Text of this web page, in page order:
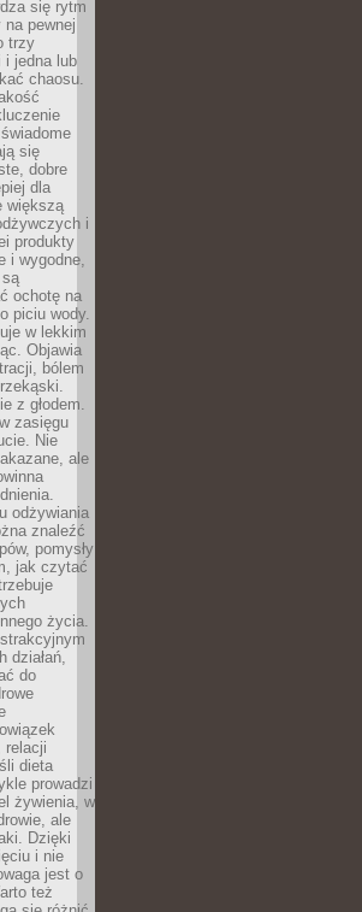
się rytm
pewnej
trzy
i jedna lub
chaosu.
się
dobre
dla
większą
i
produkty
i wygodne,
ochotę na
piciu wody.
w lekkim
Objawia
bólem
z głodem.
zasięgu
Nie
ale
odżywiania
znaleźć
pomysły
jak czytać
życia.
działań,
do
relacji
dieta
prowadzi
żywienia, w
ale
Dzięki
i nie
jest o
też